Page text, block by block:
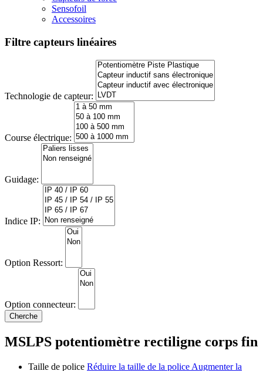
Sensofoil
Accessoires
Filtre capteurs linéaires
Technologie de capteur:
Course électrique:
Guidage:
Indice IP:
Option Ressort:
Option connecteur:
MSLPS potentiomètre rectiligne corps fin
Taille de police Réduire la taille de la police Augmenter la